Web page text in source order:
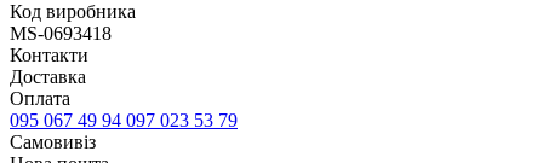
Код виробника
MS-0693418
Контакти
Доставка
Оплата
095 067 49 94 097 023 53 79
Самовивіз